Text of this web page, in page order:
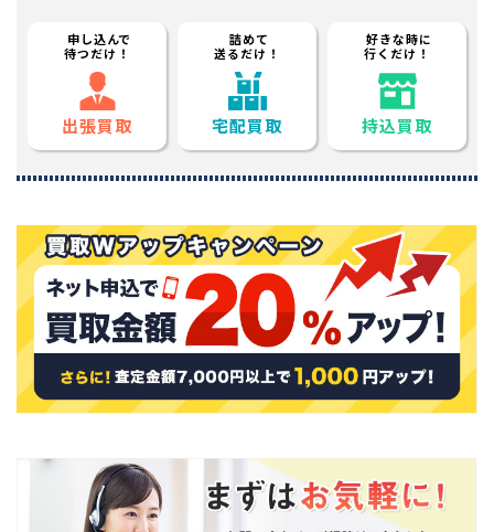
申し込んで
待つだけ！
出張買取
詰めて
送るだけ！
宅配買取
好きな時に
行くだけ！
持込買取